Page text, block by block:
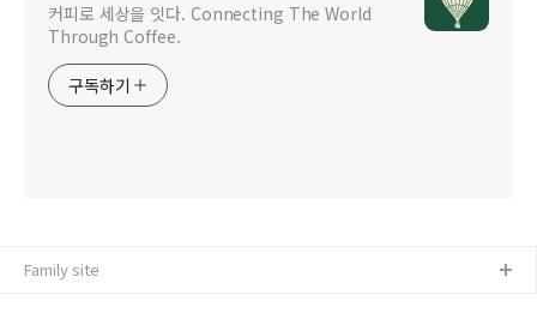
커피로 세상을 잇다. Connecting The World
Through Coffee.
구독하기
Family site